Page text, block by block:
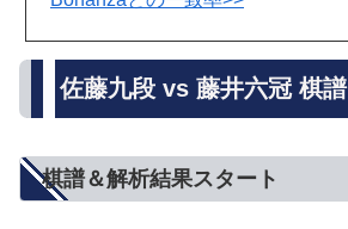
佐藤九段 vs 藤井六冠 棋譜
棋譜＆解析結果スタート